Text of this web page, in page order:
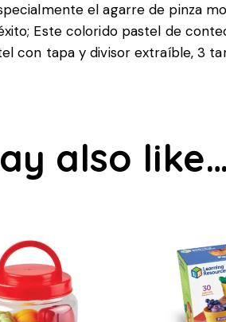
el agarre de pinza
Este colorido pastel de
con tapa y divisor extraíble, 3
also like…